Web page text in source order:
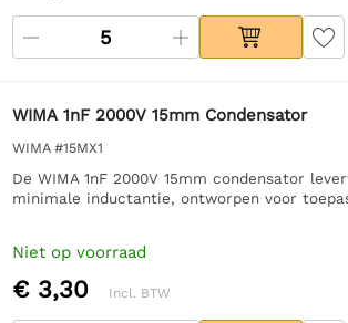
WIMA 1nF 2000V 15mm Condensator
WIMA #15MX1
De WIMA 1nF 2000V 15mm condensator
minimale inductantie, ontworpen voor
Niet op voorraad
€ 3,30 Incl. BTW